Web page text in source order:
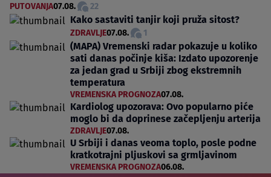
PUTOVANJA07.08. 22
Kako sastaviti tanjir koji pruža sitost?
ZDRAVLJE07.08. 1
(MAPA) Vremenski radar pokazuje u koliko
sati danas počinje kiša: Izdato upozorenje
za jedan grad u Srbiji zbog ekstremnih
temperatura
VREMENSKA PROGNOZA07.08.
Kardiolog upozorava: Ovo popularno piće
moglo bi da doprinese začepljenju arterija
ZDRAVLJE07.08.
U Srbiji i danas veoma toplo, posle podne
kratkotrajni pljuskovi sa grmljavinom
VREMENSKA PROGNOZA06.08.